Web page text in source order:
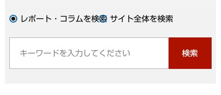
レポート・コラムを検索 サイト全体を検索
検索